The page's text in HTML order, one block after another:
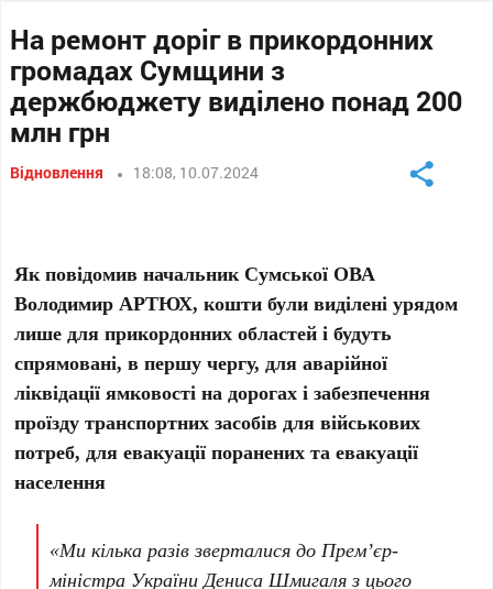
На ремонт доріг в прикордонних
громадах Сумщини з
держбюджету виділено понад 200
млн грн
Відновлення 18:08, 10.07.2024
Як повідомив начальник Сумської ОВА
Володимир АРТЮХ, кошти були виділені урядом
лише для прикордонних областей і будуть
спрямовані, в першу чергу, для аварійної
ліквідації ямковості на дорогах і забезпечення
проїзду транспортних засобів для військових
потреб, для евакуації поранених та евакуації
населення
«Ми кілька разів зверталися до Прем’єр-
міністра України Дениса Шмигаля з цього